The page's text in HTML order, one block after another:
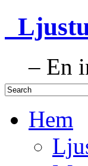
– En
Hem